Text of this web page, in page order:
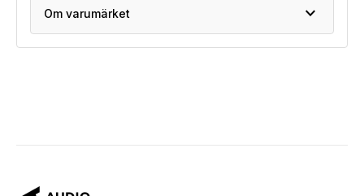
Om varumärket expand_more